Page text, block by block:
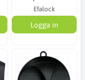
Efalock
Logga in